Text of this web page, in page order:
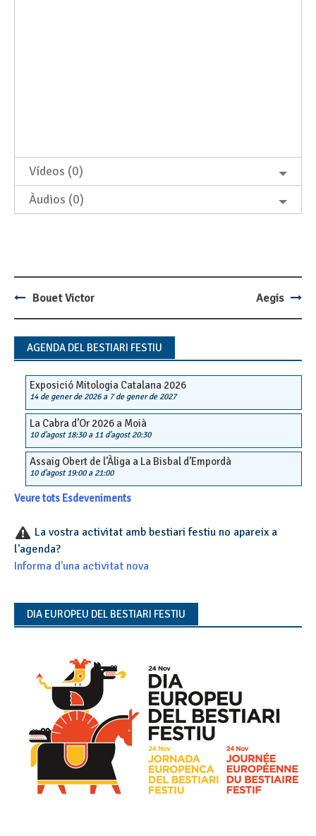
Vídeos (0)
Àudios (0)
Post
navigation
Bouet Victor Aegis
AGENDA DEL BESTIARI FESTIU
Exposició Mitologia Catalana 2026
14 de gener de 2026a 7 de gener de 2027
La Cabra d’Or 2026 a Moià
10 d'agost 18:30a 11 d'agost 20:30
Assaig Obert de l’Àliga a La Bisbal d’Empordà
10 d'agost 19:00a 21:00
Veure tots Esdeveniments
La vostra activitat amb bestiari festiu no apareix a
l'agenda?
Informa d'una activitat nova
DIA EUROPEU DEL BESTIARI FESTIU